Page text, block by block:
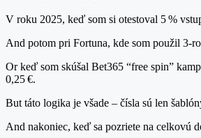
V roku 2025, keď som si otestoval 5 %
And potom pri Fortuna, kde som použil
Or keď som skúšal Bet365 “free spin”
0,25 €.
But táto logika je všade – čísla sú len
And nakoniec, keď sa pozriete na celkovú